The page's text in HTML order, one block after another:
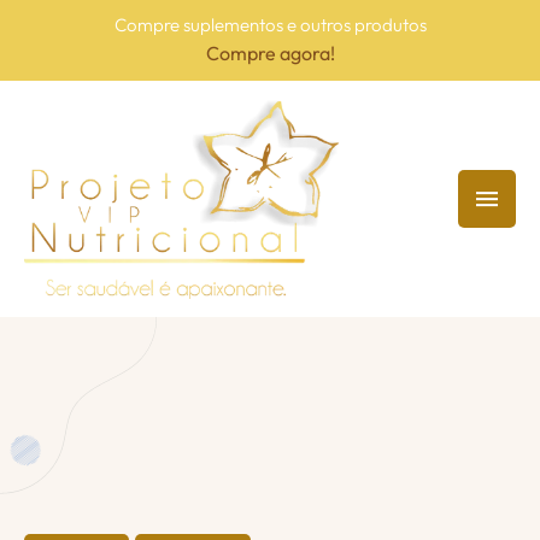
Compre suplementos e outros produtos
Compre agora!